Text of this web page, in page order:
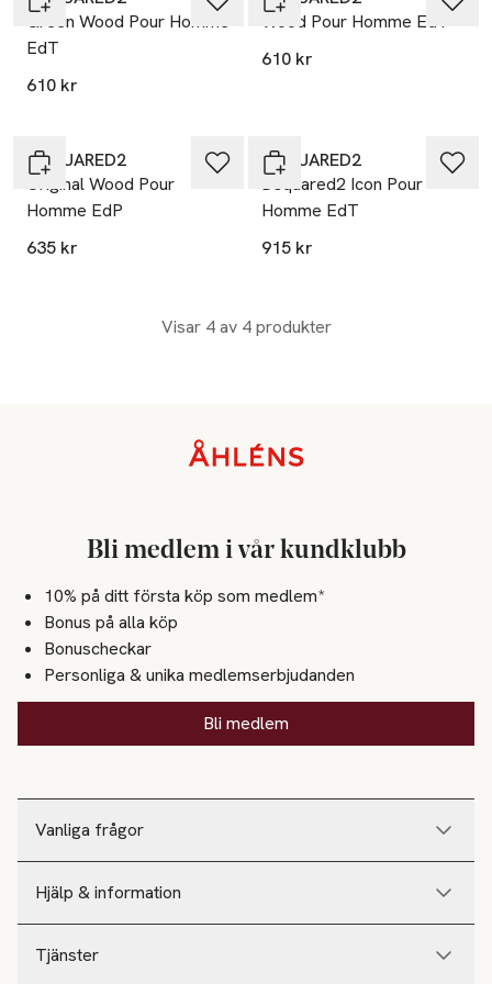
Green Wood Pour Homme
EdT
610 kr
Wood Pour Homme EdT
610 kr
DSQUARED2
Original Wood Pour
Homme EdP
635 kr
DSQUARED2
Dsquared2 Icon Pour
Homme EdT
915 kr
Visar 4 av 4 produkter
Vanliga frågor
Hjälp & information
Tjänster
Bli medlem i vår kundklubb
10% på ditt första köp som medlem*
Bonus på alla köp
Bonuscheckar
Personliga & unika medlemserbjudanden
Bli medlem